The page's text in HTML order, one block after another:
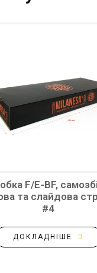
F/E-BF,
та слайдова
#4
ДОКЛАДНІШЕ